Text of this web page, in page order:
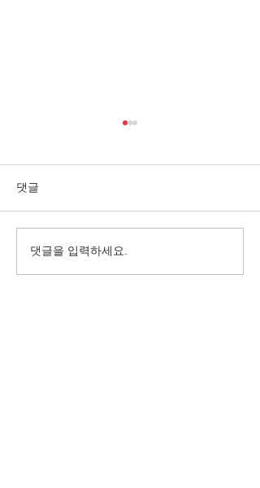
10월, 가을이 깊어진 바하
밥집
댓글
댓글을 입력하세요.